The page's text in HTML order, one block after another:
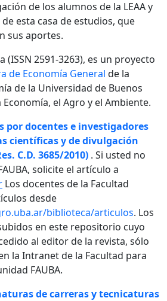
de los alumnos de la LEAA y
esta casa de estudios, que
sus aportes.
(ISSN 2591-3263), es un proyecto
de Economía General de la
de la Universidad de Buenos
Economía, el Agro y el Ambiente.
por docentes e investigadores
científicas y de divulgación
C.D. 3685/2010) . Si usted no
solicite el artículo a
Los docentes de la Facultad
desde
biblioteca/articulos. Los
en este repositorio cuyo
al editor de la revista, sólo
la Intranet de la Facultad para
FAUBA.
de carreras y tecnicaturas